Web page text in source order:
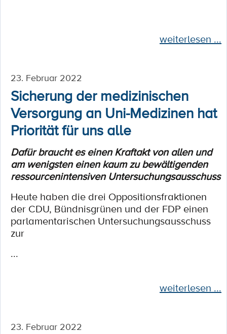
weiterlesen ...
23. Februar 2022
Sicherung der medizinischen
Versorgung an Uni-Medizinen hat
Priorität für uns alle
Dafür braucht es einen Kraftakt von allen und
am wenigsten einen kaum zu bewältigenden
ressourcenintensiven Untersuchungsausschuss
Heute haben die drei Oppositionsfraktionen
der CDU, Bündnisgrünen und der FDP einen
parlamentarischen Untersuchungsausschuss
zur
...
weiterlesen ...
23. Februar 2022